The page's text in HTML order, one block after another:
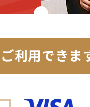
ご利用できま